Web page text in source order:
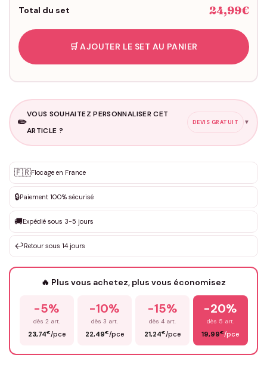
Total du set 24,99€
🛒 AJOUTER LE SET AU PANIER
✏️
VOUS SOUHAITEZ PERSONNALISER CET
ARTICLE ?
DEVIS GRATUIT ▼
✨ Personnalisation sur mesure
DEVIS GRATUIT · Personnalisation de 3 à 10€ selon la demande
Que souhaitez-vous ?*
Votre texte / idée*
Prénom*
🇫🇷Flocage en France
🔒Paiement 100% sécurisé
🚚Expédié sous 3-5 jours
↩️Retour sous 14 jours
🔥 Plus vous achetez, plus vous économisez
-5%
dès 2 art.
23,74€/pce
-10%
dès 3 art.
22,49€/pce
-15%
dès 4 art.
21,24€/pce
-20%
dès 5 art.
19,99€/pce